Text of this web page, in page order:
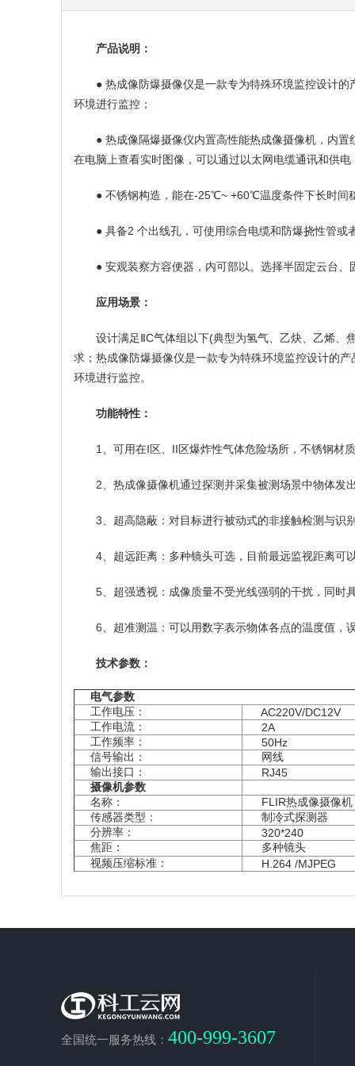
产品说明：
● 热成像防爆摄像仪是一款专为特殊环境监控设计
环境进行监控；
● 热成像隔爆摄像仪内置高性能热成像摄像机，内
在电脑上查看实时图像，可以通过以太网电缆通讯和供
● 不锈钢构造，能在-25℃~ +60℃温度条件下长时间
● 具备2 个出线孔，可使用综合电缆和防爆挠性管或
● 安观装察方容便器，内可部以。选择半固定云台
应用场景：
设计满足ⅡC气体组以下(典型为氢气、乙炔、乙烯
求；热成像防爆摄像仪是一款专为特殊环境监控设计的
环境进行监控。
功能特性：
1、可用在I区、II区爆炸性气体危险场所，不锈钢材
2、热成像摄像机通过探测并采集被测场景中物体发
3、超高隐蔽：对目标进行被动式的非接触检测与识
4、超远距离：多种镜头可选，目前最远监视距离可
5、超强透视：成像质量不受光线强弱的干扰，同时
6、超准测温：可以用数字表示物体各点的温度值，
技术参数：
电气参数
工作电压：
AC220V/DC12V
工作电流：
2A
工作频率：
50Hz
信号输出：
网线
输出接口：
RJ45
摄像机参数
名称：
FLIR热成像摄像机
传感器类型：
制冷式探测器
分辨率：
320*240
焦距：
多种镜头
视频压缩标准：
H.264 /MJPEG
全国统一服务热线： 400-999-3607